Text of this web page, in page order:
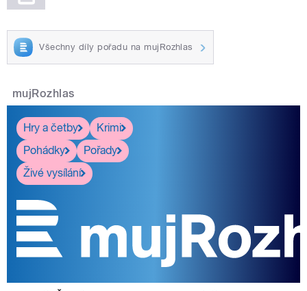
Všechny díly pořadu na mujRozhlas
mujRozhlas
Hry a četby
Krimi
Pohádky
Pořady
Živé vysílání